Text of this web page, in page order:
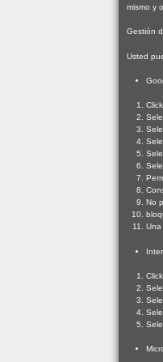
mismo y
Gestión
Usted
No
Una